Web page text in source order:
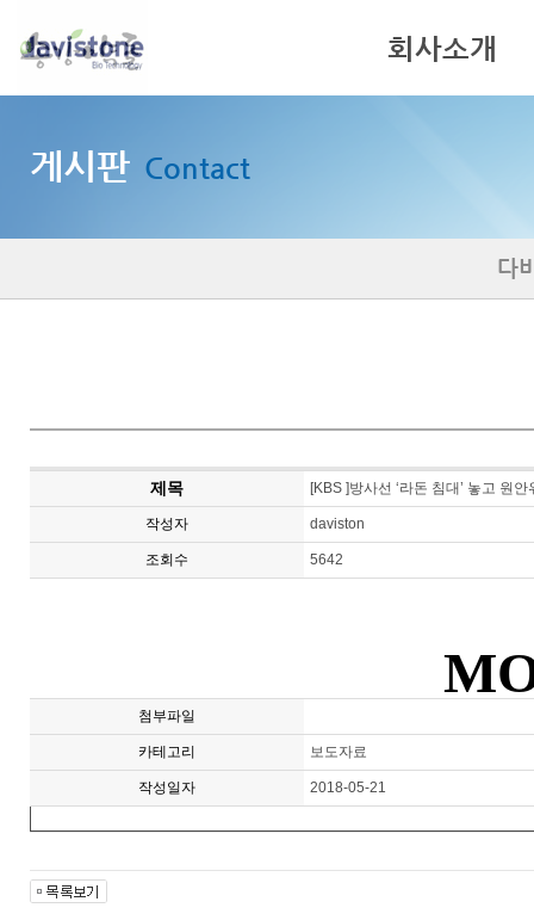
회사소개
게시판 Contact
다
제목 [KBS ]방사선 ‘라돈 침대’ 놓고 원
작성자 daviston
조회수 5642
첨부파일
카테고리 보도자료
작성일자 2018-05-21